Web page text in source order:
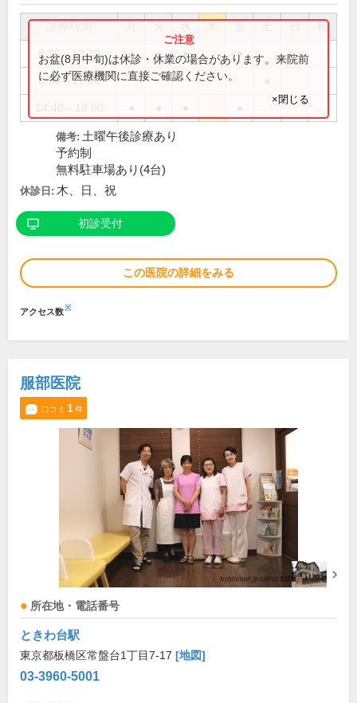
祝
8:30～12:30 ● ● ● ●
8:30～17:00
お盆(8月中旬)は休診・休業の場合があります。来院前
に必ず医療機関に直接ご確認ください。
×閉じる
備考: 土曜午後診療あり
予約制
無料駐車場あり(4台)
休診日: 木、日、祝
初診受付
この医院の詳細をみる
アクセス数※
服部医院
口コミ 1件
所在地・電話番号
ときわ台駅
東京都板橋区常盤台1丁目7-17 [地図]
03-3960-5001